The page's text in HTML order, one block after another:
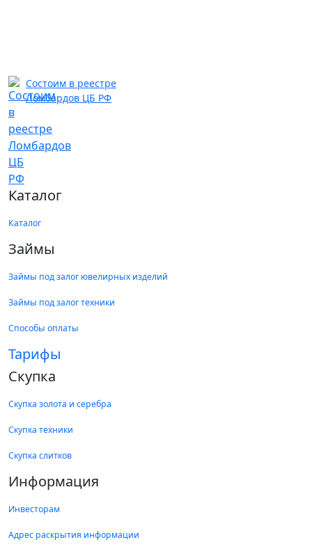
Состоим в реестре
Ломбардов ЦБ РФ
Каталог
Каталог
Займы
Займы под залог ювелирных изделий
Займы под залог техники
Способы оплаты
Тарифы
Скупка
Скупка золота и серебра
Скупка техники
Скупка слитков
Информация
Инвесторам
Адрес раскрытия информации